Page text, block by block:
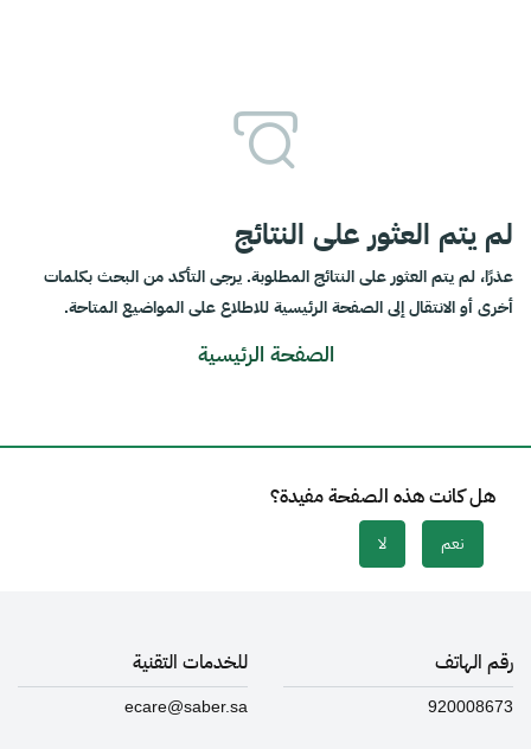
لم يتم العثور على النتائج
عذرًا، لم يتم العثور على النتائج المطلوبة. يرجى التأكد من البحث بكلمات
أخرى أو الانتقال إلى الصفحة الرئيسية للاطلاع على المواضيع المتاحة.
الصفحة الرئيسية
هل كانت هذه الصفحة مفيدة؟
نعم لا
رقم الهاتف
920008673
للخدمات التقنية
ecare@saber.sa